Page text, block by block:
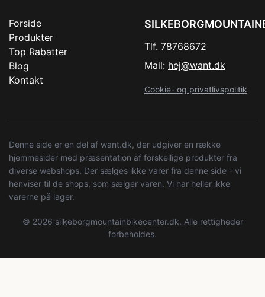
Forside
Produkter
Top Rabatter
Blog
Kontakt
Tlf. 78768672
Mail: hej@want.dk
Cookie- og privatlivspolitik
Denne side er en del af want.dk, der udgiver en række
hjemmesider med præsentation af forskellige produkter fra
diverse webshops. Der sælges ikke varer fra denne side - vi
henviser til de shops, som sælger varen. Vi har heller ikke
varerne på lager.
© 2026 silkeborgmountainbikecenter.dk. Alle rettigheder
forbeholdes.